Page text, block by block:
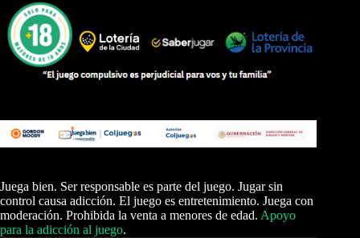
Juega bien. Ser responsable es parte del juego. Jugar sin
control causa adicción. El juego es entretenimiento. Juega con
moderación. Prohibida la venta a menores de edad. Apoyo
para la adicción al juego.